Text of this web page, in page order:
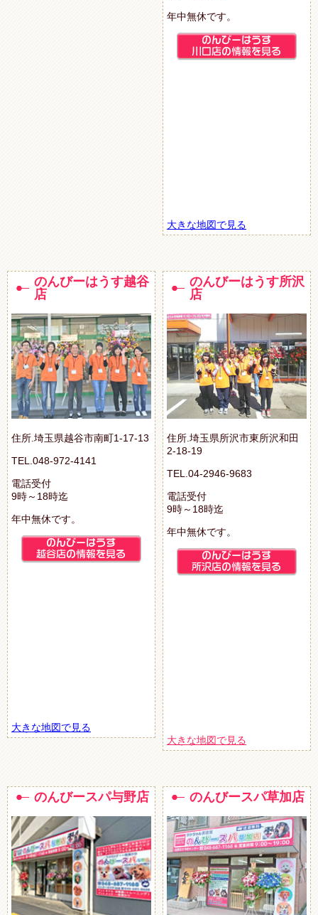
年中無休です。
大きな地図で見る
のんびーはうす越谷
店
住所.埼玉県越谷市南町1-17-13
TEL.048-972-4141
電話受付
9時～18時迄
年中無休です。
大きな地図で見る
のんびーはうす所沢
店
住所.埼玉県所沢市東所沢和田
2-18-19
TEL.04-2946-9683
電話受付
9時～18時迄
年中無休です。
大きな地図で見る
のんびースパ与野店 のんびースパ草加店